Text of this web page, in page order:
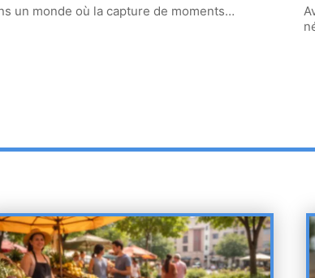
un monde où la capture de moments…